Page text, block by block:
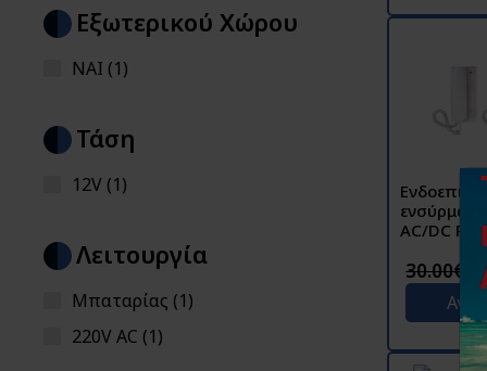
Εξωτερικού Χώρου
NAI (1)
Τάση
12V (1)
Λειτουργία
Μπαταρίας (1)
220V AC (1)
AC/DC RL-
30.00€